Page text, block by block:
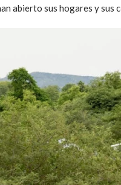
abierto sus hogares y sus